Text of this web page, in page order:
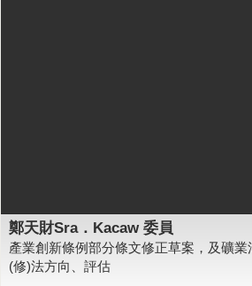
鄭天財Sra．Kacaw 委員
產業創新條例部分條文修正草案，及礦
(修)法方向、評估